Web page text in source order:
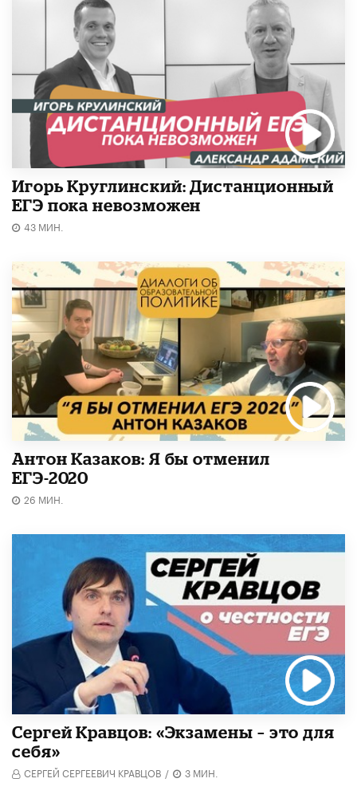
Игорь Круглинский: Дистанционный
ЕГЭ пока невозможен
43 МИН.
Антон Казаков: Я бы отменил
ЕГЭ-2020
26 МИН.
Сергей Кравцов: «Экзамены – это для
себя»
СЕРГЕЙ СЕРГЕЕВИЧ КРАВЦОВ / 3 МИН.